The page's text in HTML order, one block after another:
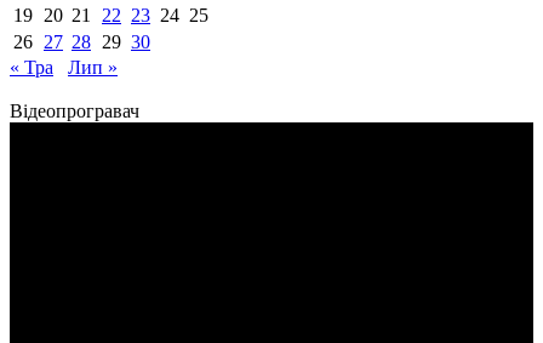
19 20 21 22 23 24 25
26 27 28 29 30
« Тра
Лип »
Відеопрогравач